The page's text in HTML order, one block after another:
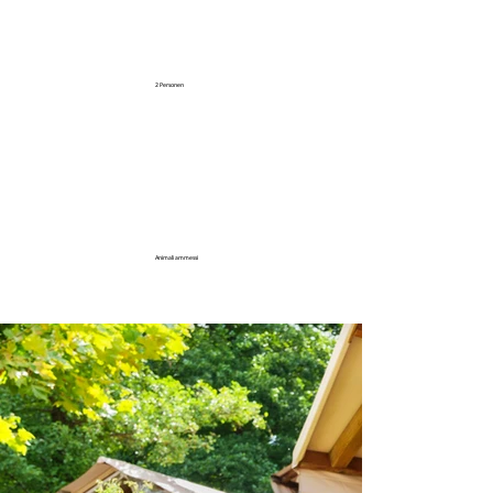
2 Personen
Animali ammessi